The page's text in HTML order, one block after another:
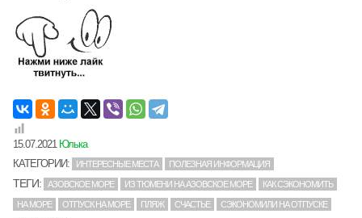
15.07.2021 Юлька
КАТЕГОРИИ:
ИНТЕРЕСНЫЕ МЕСТА ПОЛЕЗНАЯ ИНФОРМАЦИЯ
ТЕГИ: АЗОВСКОЕ МОРЕ ИЗ ТЮМЕНИ НА АЗОВСКОЕ МОРЕ КАК СЭКОНОМИТЬ
НА МОРЕ ОТПУСК НА МОРЕ ПЛЯЖ СЧАСТЬЕ СЭКОНОМИЛИ НА ОТПУСКЕ